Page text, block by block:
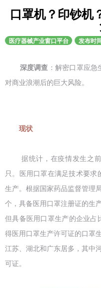
口罩机？印钞机
医疗器械产业窗口平台 发布时
深度调查 ：解密口罩应
对商业浪潮后的巨大风险。
现状
据统计，在疫情发生之前
只。医用口罩在满足技术要求
生产。根据国家药品监督管理
个，具备医用口罩注册证的生
但具备医用口罩生产的企业占
得医用口罩生产许可证的口罩
江苏、湖北和广东居多，其中
可证。